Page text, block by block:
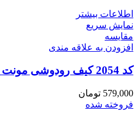
اطلاعات بیشتر
نمایش سریع
مقايسه
افزودن به علاقه مندی
کد 2054 کیف رودوشی مونت بلانک
579,000 تومان
فروخته شده